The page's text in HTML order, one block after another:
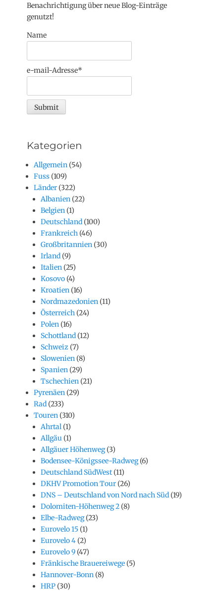
Benachrichtigung über neue Blog-Einträge
genutzt!
Name
e-mail-Adresse*
Kategorien
Allgemein (54)
Fuss (109)
Länder (322)
Albanien (22)
Belgien (1)
Deutschland (100)
Frankreich (46)
Großbritannien (30)
Irland (9)
Italien (25)
Kosovo (4)
Kroatien (16)
Nordmazedonien (11)
Österreich (24)
Polen (16)
Schottland (12)
Schweiz (7)
Slowenien (8)
Spanien (29)
Tschechien (21)
Pyrenäen (29)
Rad (233)
Touren (310)
Ahrtal (1)
Allgäu (1)
Allgäuer Höhenweg(3)
Bodensee-Königssee-Radweg(6)
Deutschland SüdWest(11)
DKHV Promotion Tour (26)
DNS – Deutschland von Nord nach Süd (19)
Dolomiten-Höhenweg 2 (8)
Elbe-Radweg(23)
Eurovelo 15 (1)
Eurovelo 4 (2)
Eurovelo 9 (47)
Fränkische Brauereiwege (5)
Hannover-Bonn (8)
HRP (30)